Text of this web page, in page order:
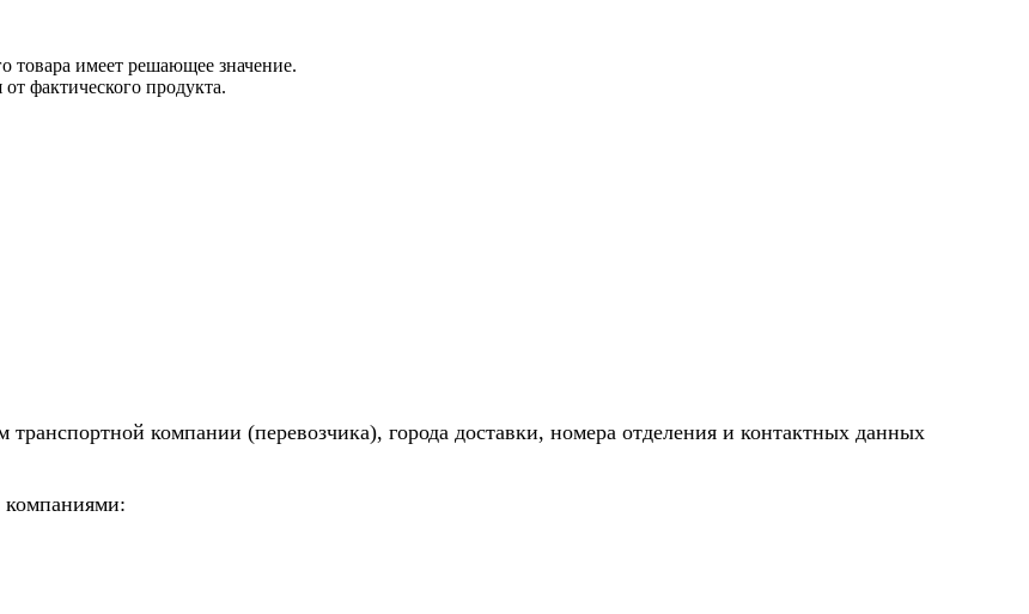
товара имеет решающее значение.
фактического продукта.
транспортной компании (перевозчика), города доставки, номера отделения и контактных данных
компаниями: